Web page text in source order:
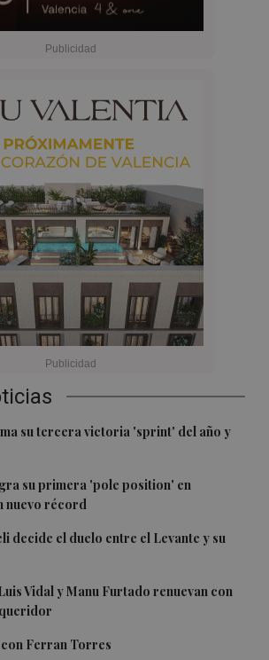
su tercera victoria 'sprint' del año y
su primera 'pole position' en
nuevo récord
decide el duelo entre el Levante y su
Vidal y Manu Furtado renuevan con
Ferran Torres